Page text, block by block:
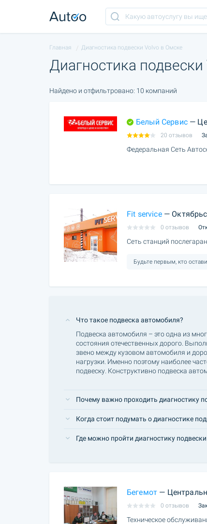
Главная Диагностика подвески Volvo в Омске
Диагностика
Найдено и отфильтровано: 10 компаний
Белый Сервис—
20 отзывов
Федеральная Сеть
Fit service—
0 отзывов
Сеть станций
Будьте первым, кто
Что такое подвеска автомобиля?
Подвеска автомобиля – это одна из
состояния отечественных дорого.
звено между кузовом автомобиля и
нагрузки. Именно поэтому наиболее
подвеску. Конструктивно подвеска
Почему важно проходить диагностику
Когда стоит подумать о диагностике
Где можно пройти диагностику
Бегемот —
0 отзывов
Техническое